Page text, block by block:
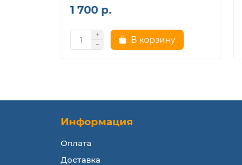
1 700 р.
В корзину
Информация
Оплата
Доставка